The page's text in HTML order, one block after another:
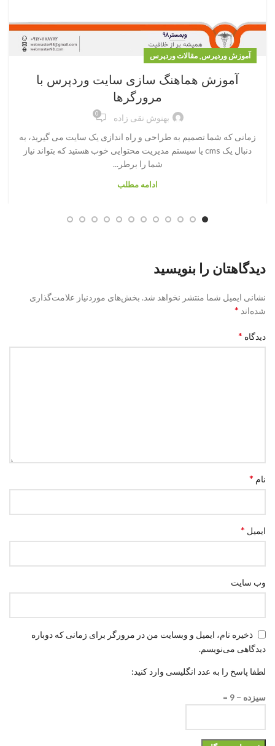
آموزش وردپرس, مقالات وردپرس
آموزش هماهنگ سازی سایت وردپرس با
مرورگرها
بهنوش نقی زاده 0
زمانی که شما تصمیم به طراحی و راه اندازی یک سایت می گیرید، به
دنبال یک cms یا سیستم مدیریت محتوایی خوب هستید که بتواند نیاز
شما را برطر...
ادامه مطلب
دیدگاهتان را بنویسید
نشانی ایمیل شما منتشر نخواهد شد. بخش‌های موردنیاز علامت‌گذاری
شده‌اند *
دیدگاه *
نام *
ایمیل *
وب‌ سایت
ذخیره نام، ایمیل و وبسایت من در مرورگر برای زمانی که دوباره
دیدگاهی می‌نویسم.
لطفا پاسخ را به عدد انگلیسی وارد کنید:
سیزده − 9 =